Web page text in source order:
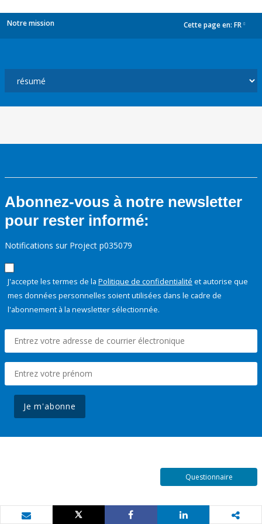
Notre mission Cette page en: FR
Abonnez-vous à notre newsletter
pour rester informé:
Notifications sur Project p035079
J'accepte les termes de la Politique de confidentialité et autorise que
mes données personnelles soient utilisées dans le cadre de
l'abonnement à la newsletter sélectionnée.
Je m'abonne
Questionnaire